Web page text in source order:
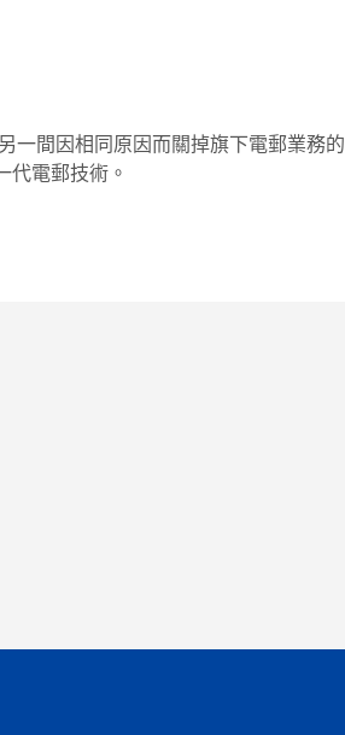
一間因相同原因而關掉旗下電郵業務的
電郵技術。